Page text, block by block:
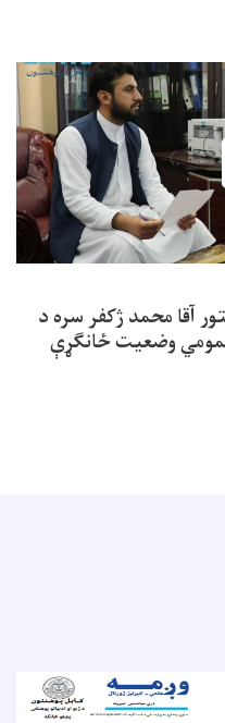
آقا محمد ژکفر سره د
عمومي وضعیت ځانګړې